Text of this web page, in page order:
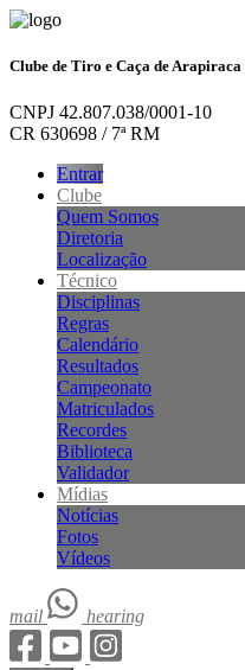
Clube de Tiro e Caça de Arapiraca
CNPJ 42.807.038/0001-10
CR 630698 / 7ª RM
Entrar
Clube
Quem Somos
Diretoria
Localização
Técnico
Disciplinas
Regras
Calendário
Resultados
Campeonato
Matriculados
Recordes
Biblioteca
Validador
Mídias
Notícias
Fotos
Vídeos
mail hearing